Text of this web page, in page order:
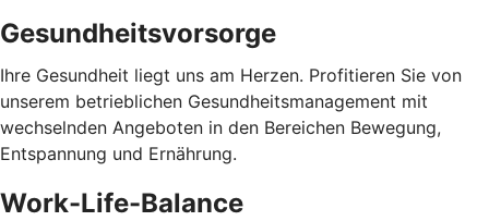
Gesundheitsvorsorge
Ihre Gesundheit liegt uns am Herzen. Profitieren Sie von
unserem betrieblichen Gesundheitsmanagement mit
wechselnden Angeboten in den Bereichen Bewegung,
Entspannung und Ernährung.
Work-Life-Balance